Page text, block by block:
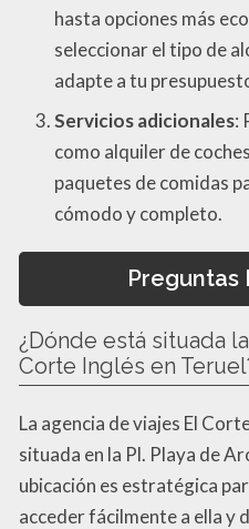
hasta opciones más
seleccionar el tipo de
adapte a tu
Servicios adicionales:
como alquiler de
paquetes de comidas
cómodo y completo.
Preguntas
¿Dónde está situada
Corte Inglés en
La agencia de viajes El
situada en la Pl. Playa de
ubicación es estratégica
acceder fácilmente a ella y